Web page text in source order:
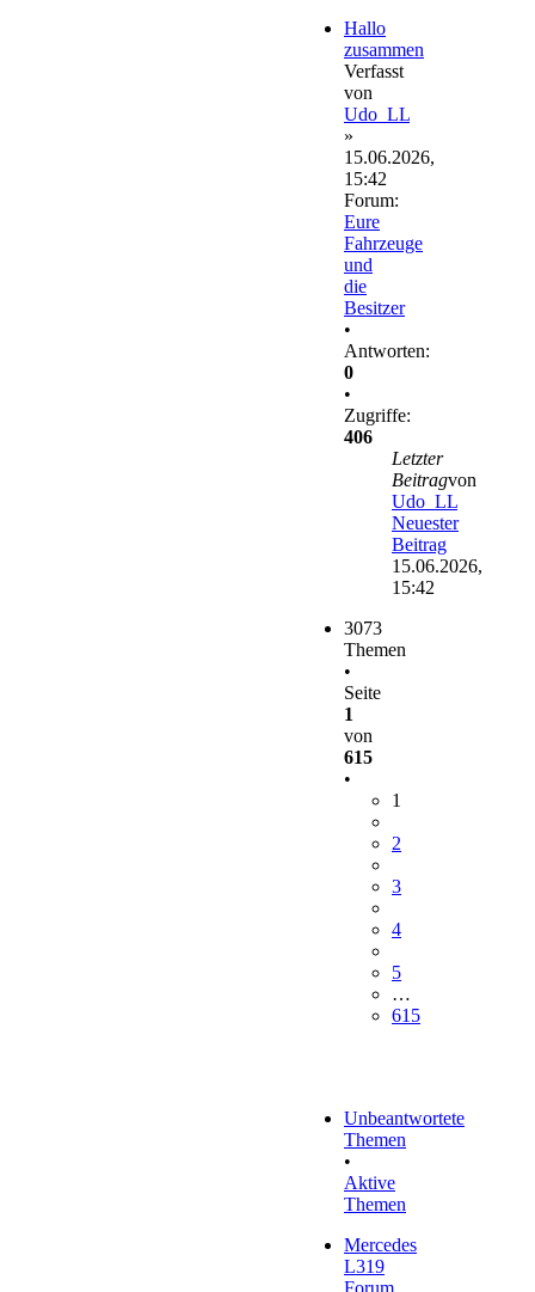
Hallo
zusammen
Verfasst
von
Udo_LL
»
15.06.2026,
15:42
Forum:
Eure
Fahrzeuge
und
die
Besitzer
•
Antworten:
0
•
Zugriffe:
406
Letzter
Beitragvon
Udo_LL
Neuester
Beitrag
15.06.2026,
15:42
3073
Themen
•
Seite
1
von
615
•
1
2
3
4
5
…
615
Unbeantwortete
Themen
•
Aktive
Themen
Mercedes
L319